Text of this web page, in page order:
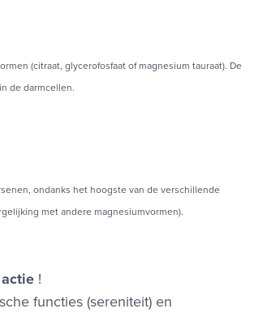
(citraat, glycerofosfaat of magnesium tauraat). De
de darmcellen.
ondanks het hoogste van de verschillende
met andere magnesiumvormen).
!
functies (sereniteit) en